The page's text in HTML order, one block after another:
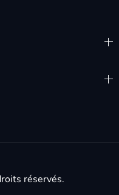
réservés.